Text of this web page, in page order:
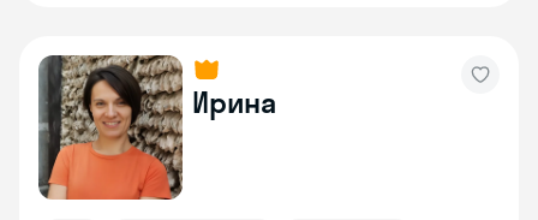
Ирина